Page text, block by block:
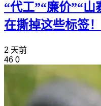
“代工”“廉价”“
在撕掉这些标签！
2 天前
46 0